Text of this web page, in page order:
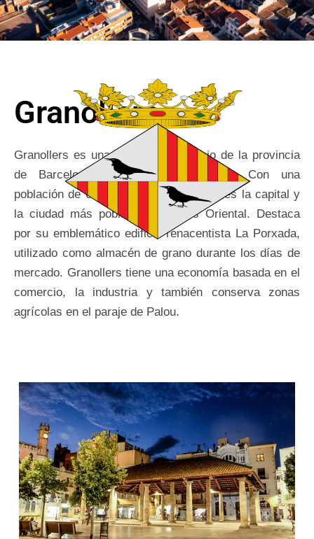
Granollers
Granollers es una ciudad y municipio de la provincia
de Barcelona, en Cataluña, España. Con una
población de 61,983 habitantes (2022), es la capital y
la ciudad más poblada del Vallés Oriental. Destaca
por su emblemático edificio renacentista La Porxada,
utilizado como almacén de grano durante los días de
mercado. Granollers tiene una economía basada en el
comercio, la industria y también conserva zonas
agrícolas en el paraje de Palou.